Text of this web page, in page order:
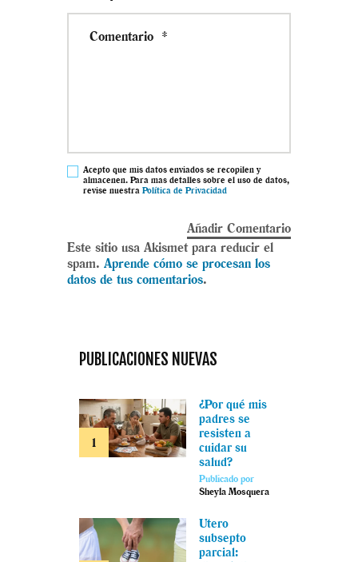
Acepto que mis datos enviados se recopilen y
almacenen. Para mas detalles sobre el uso de datos,
revise nuestraPolítica de Privacidad
Este sitio usa Akismet para reducir el
spam. Aprende cómo se procesan los
datos de tus comentarios.
PUBLICACIONES NUEVAS
¿Por qué mis
padres se
resisten a
cuidar su
salud?
Publicado por
Sheyla Mosquera
Útero
subsepto
parcial: